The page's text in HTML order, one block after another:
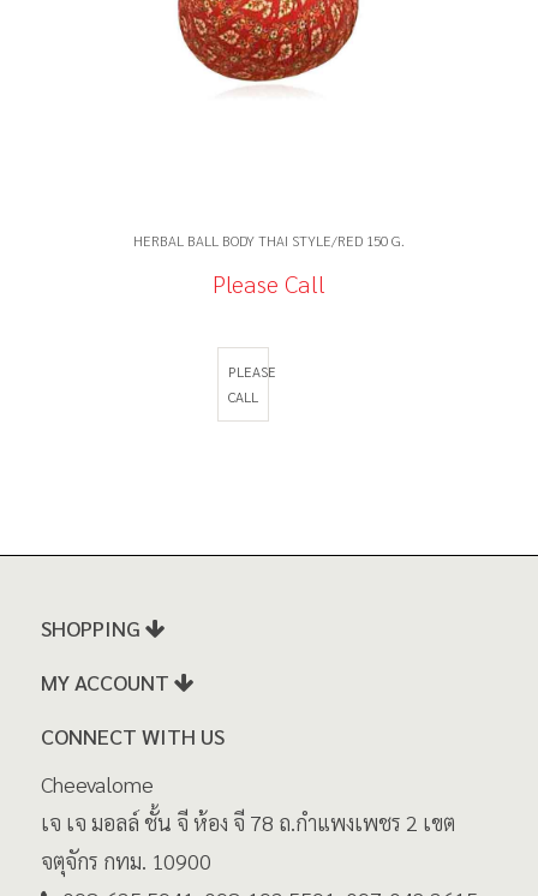
on your inner arm.
4. Apply it to the body in a gentle pressing
HERBAL BALL BODY THAI STYLE/RED 150 G.
Please Call
PLEASE
CALL
SHOPPING
MY ACCOUNT
CONNECT WITH US
Cheevalome
เจ เจ มอลล์ ชั้น จี ห้อง จี 78 ถ.กำแพงเพชร 2 เขต
จตุจักร กทม. 10900